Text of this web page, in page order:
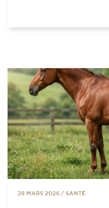
28 MARS 2026 / SANTÉ